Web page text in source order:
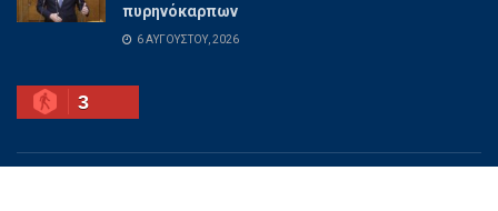
πυρηνόκαρπων
6 ΑΥΓΟΎΣΤΟΥ, 2026
3